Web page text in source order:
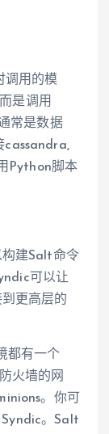
调用的模
是调用
常是数据
cassandra,
Python脚本
建Salt命令
可以让
更高层的
都有一个
火墙的网
。你可
。Salt